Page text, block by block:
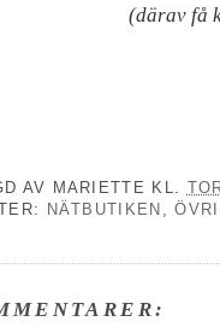
(därav få
AV MARIETTE KL.
NÄTBUTIKEN ,